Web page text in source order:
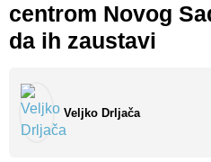
centrom Novog
da ih zaustavi
Veljko Drljača